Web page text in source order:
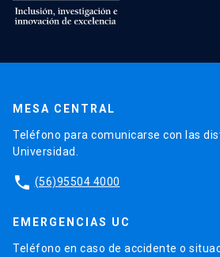
MESA CENTRAL
Teléfono para comunicarse con las
Universidad.
phone (56)95504 4000
EMERGENCIAS UC
Teléfono en caso de accidente o